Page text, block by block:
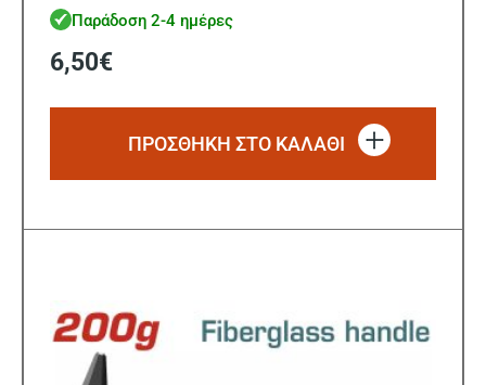
Παράδοση 2-4 ημέρες
6,50€
ΠΡΟΣΘΗΚΗ ΣΤΟ ΚΑΛΑΘΙ